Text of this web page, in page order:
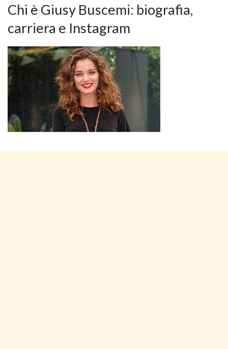
Chi è Giusy Buscemi: biografia,
carriera e Instagram